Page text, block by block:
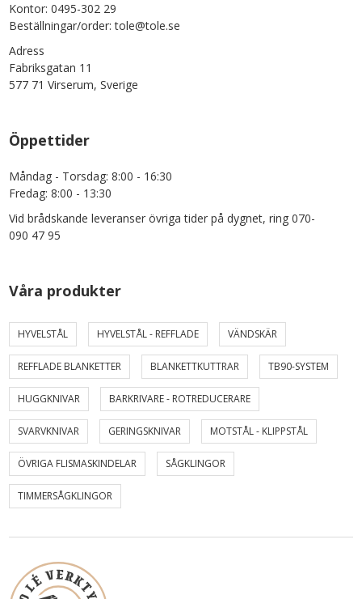
Kontor: 0495-302 29
Beställningar/order: tole@tole.se
Adress
Fabriksgatan 11
577 71 Virserum, Sverige
Öppettider
Måndag - Torsdag: 8:00 - 16:30
Fredag: 8:00 - 13:30
Vid brådskande leveranser övriga tider på dygnet, ring 070-
090 47 95
Våra produkter
HYVELSTÅL HYVELSTÅL - REFFLADE VÄNDSKÄR
REFFLADE BLANKETTER BLANKETTKUTTRAR TB90-SYSTEM
HUGGKNIVAR BARKRIVARE - ROTREDUCERARE
SVARVKNIVAR GERINGSKNIVAR MOTSTÅL - KLIPPSTÅL
ÖVRIGA FLISMASKINDELAR SÅGKLINGOR
TIMMERSÅGKLINGOR